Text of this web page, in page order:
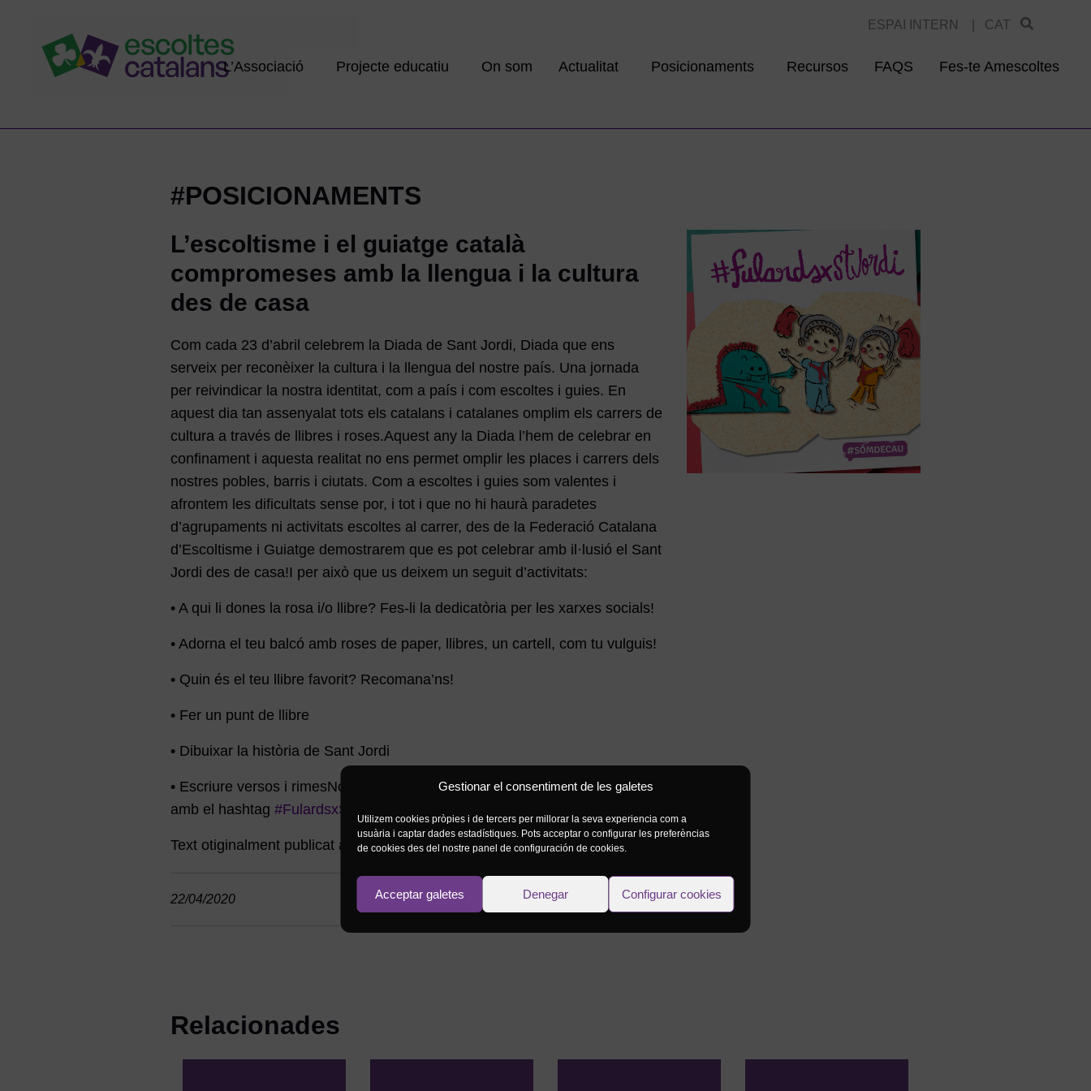
Gestionar el consentiment de les galetes
Utilizem cookies pròpies i de tercers per millorar la seva experiencia com a
usuària i captar dades estadístiques. Pots acceptar o configurar les preferèncias
de cookies des del nostre panel de configuración de cookies.
Acceptar galetes Denegar Configurar cookies
ESPAI INTERN | CAT
L’Associació Projecte educatiu On som Actualitat Posicionaments Recursos FAQS Fes-te Amescoltes
#POSICIONAMENTS
L’escoltisme i el guiatge català
compromeses amb la llengua i la cultura
des de casa
Com cada 23 d’abril celebrem la Diada de Sant Jordi, Diada que ens
serveix per reconèixer la cultura i la llengua del nostre país. Una jornada
per reivindicar la nostra identitat, com a país i com escoltes i guies. En
aquest dia tan assenyalat tots els catalans i catalanes omplim els carrers de
cultura a través de llibres i roses.Aquest any la Diada l’hem de celebrar en
confinament i aquesta realitat no ens permet omplir les places i carrers dels
nostres pobles, barris i ciutats. Com a escoltes i guies som valentes i
afrontem les dificultats sense por, i tot i que no hi haurà paradetes
d’agrupaments ni activitats escoltes al carrer, des de la Federació Catalana
d’Escoltisme i Guiatge demostrarem que es pot celebrar amb il·lusió el Sant
Jordi des de casa!I per això que us deixem un seguit d’activitats:
• A qui li dones la rosa i/o llibre? Fes-li la dedicatòria per les xarxes socials!
• Adorna el teu balcó amb roses de paper, llibres, un cartell, com tu vulguis!
• Quin és el teu llibre favorit? Recomana’ns!
• Fer un punt de llibre
• Dibuixar la història de Sant Jordi
• Escriure versos i rimesNo oblideu compartir tot el que feu a les xarxes
amb el hashtag #FulardsxStJordi
Text otiginalment publicat a la pàgina de la FCEG el 22 d’abril de 2020
22/04/2020
Relacionades